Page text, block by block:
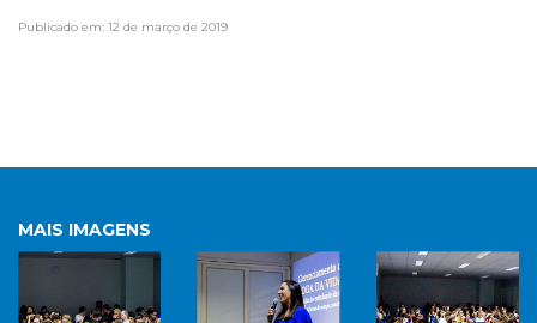
Publicado em: 12 de março de 2019
MAIS IMAGENS